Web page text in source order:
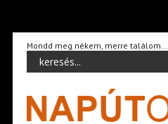
Mondd meg nékem, merre találom…